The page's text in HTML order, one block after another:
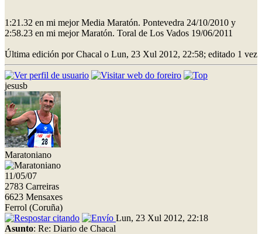
1:21.32 en mi mejor Media Maratón. Pontevedra 24/10/2010 y
2:58.23 en mi mejor Maratón. Toral de Los Vados 19/06/2011
Última edición por Chacal o Lun, 23 Xul 2012, 22:58; editado 1 vez
jesusb
Maratoniano
11/05/07
2783 Carreiras
6623 Mensaxes
Ferrol (Coruña)
Lun, 23 Xul 2012, 22:18
Asunto: Re: Diario de Chacal